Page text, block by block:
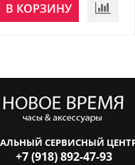
В КОРЗИНУ
СЕРВИСНЫЙ ЦЕНТР
+7 (918) 892-47-93